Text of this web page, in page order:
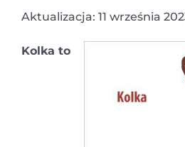
Aktualizacja: 11 września
Kolka to